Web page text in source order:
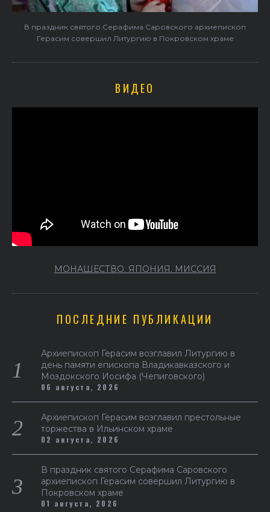
В праздник святого Серафима Саровского архиепископ
Герасим совершил Литургию в Покровском храме
ВИДЕО
МОНАШЕСТВО. ЯПОНИЯ. МИССИЯ
ПОСЛЕДНИЕ ПУБЛИКАЦИИ
Архиепископ Герасим возглавил Литургию в
день памяти епископа Владикавказского и
Моздокского Иосифа (Чепиговского)
06 августа, 2026
Архиепископ Герасим возглавил престольные
торжества в Ильинском храме
02 августа, 2026
В праздник святого Серафима Саровского
архиепископ Герасим совершил Литургию в
Покровском храме
01 августа, 2026